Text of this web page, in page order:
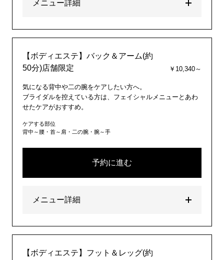
メニュー詳細
【ボディエステ】バック＆アーム(約
50分)店舗限定
￥10,340～
気になる背中や二の腕をケアしたい方へ。
ブライダルを控えている方は、フェイシャルメニューとあわ
せたケアがおすすめ。
ケアする部位
背中～腰・首～肩・二の腕・腕～手
予約に進む
メニュー詳細
【ボディエステ】フット＆レッグ(約